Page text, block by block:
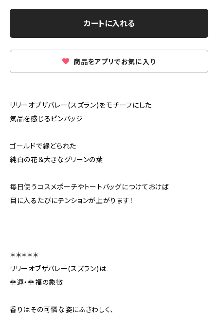
カートに入れる
商品をアプリでお気に入り
リリーオブザバレー(スズラン)をモチーフにした
気品を感じるピンバッジ
ゴールドで縁どられた
純白の花＆大きなグリーンの葉
毎日使うコスメポーチやトートバッグにつけておけば
目に入るたびにテンションが上がります！
＊＊＊＊＊
リリーオブザバレー(スズラン)は
幸運・幸福の象徴
香りはその可憐な姿にふさわしく、